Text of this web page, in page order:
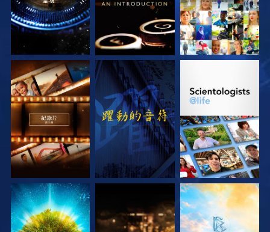
探索系列節目 觀看 探索系列節目
探索系列節目 探索系列節目 探索系列節目